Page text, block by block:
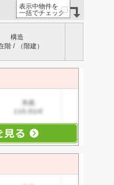
表示中物件を
一括でチェック
構造
階 / （階建）